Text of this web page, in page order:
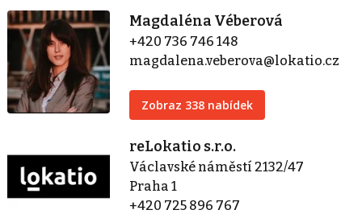
Magdaléna Véberová
+420 736 746 148
magdalena.veberova@lokatio.cz
Zobraz 338 nabídek
reLokatio s.r.o.
Václavské náměstí 2132/47
Praha 1
+420 725 896 767